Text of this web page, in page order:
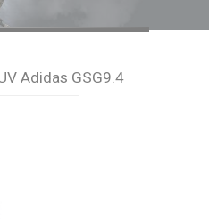
Adidas GSG9.4